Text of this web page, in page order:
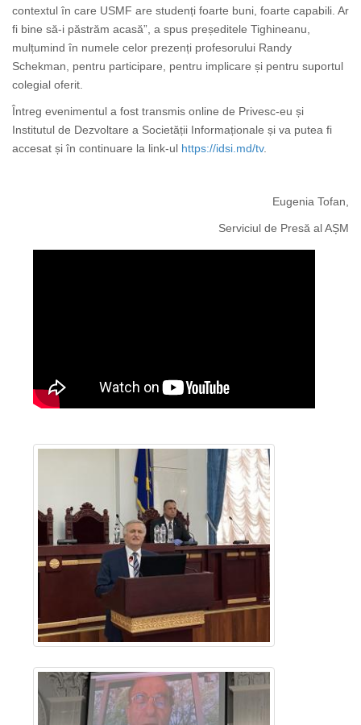
contextul în care USMF are studenți foarte buni, foarte capabili. Ar
fi bine să-i păstrăm acasă”, a spus președitele Tighineanu,
mulțumind în numele celor prezenți profesorului Randy
Schekman, pentru participare, pentru implicare și pentru suportul
colegial oferit.
Întreg evenimentul a fost transmis online de Privesc-eu și
Institutul de Dezvoltare a Societății Informaționale și va putea fi
accesat și în continuare la link-ul https://idsi.md/tv.
Eugenia Tofan,
Serviciul de Presă al AȘM